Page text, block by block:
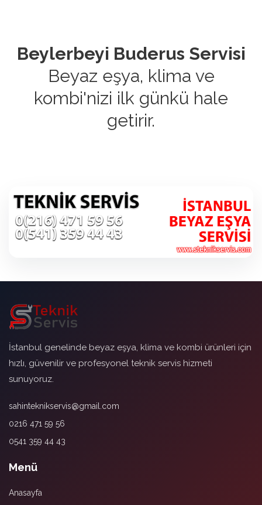
Beylerbeyi Buderus Servisi
Beyaz eşya, klima ve
kombi'nizi ilk günkü hale
getirir.
İstanbul genelinde beyaz eşya, klima ve kombi ürünleri için
hızlı, güvenilir ve profesyonel teknik servis hizmeti
sunuyoruz.
sahinteknikservis@gmail.com
0216 471 59 56
0541 359 44 43
Menü
Anasayfa